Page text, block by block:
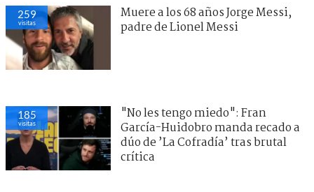
259
visitas
Muere a los 68 años Jorge Messi,
padre de Lionel Messi
185
visitas
"No les tengo miedo": Fran
García-Huidobro manda recado a
dúo de ’La Cofradía’ tras brutal
crítica